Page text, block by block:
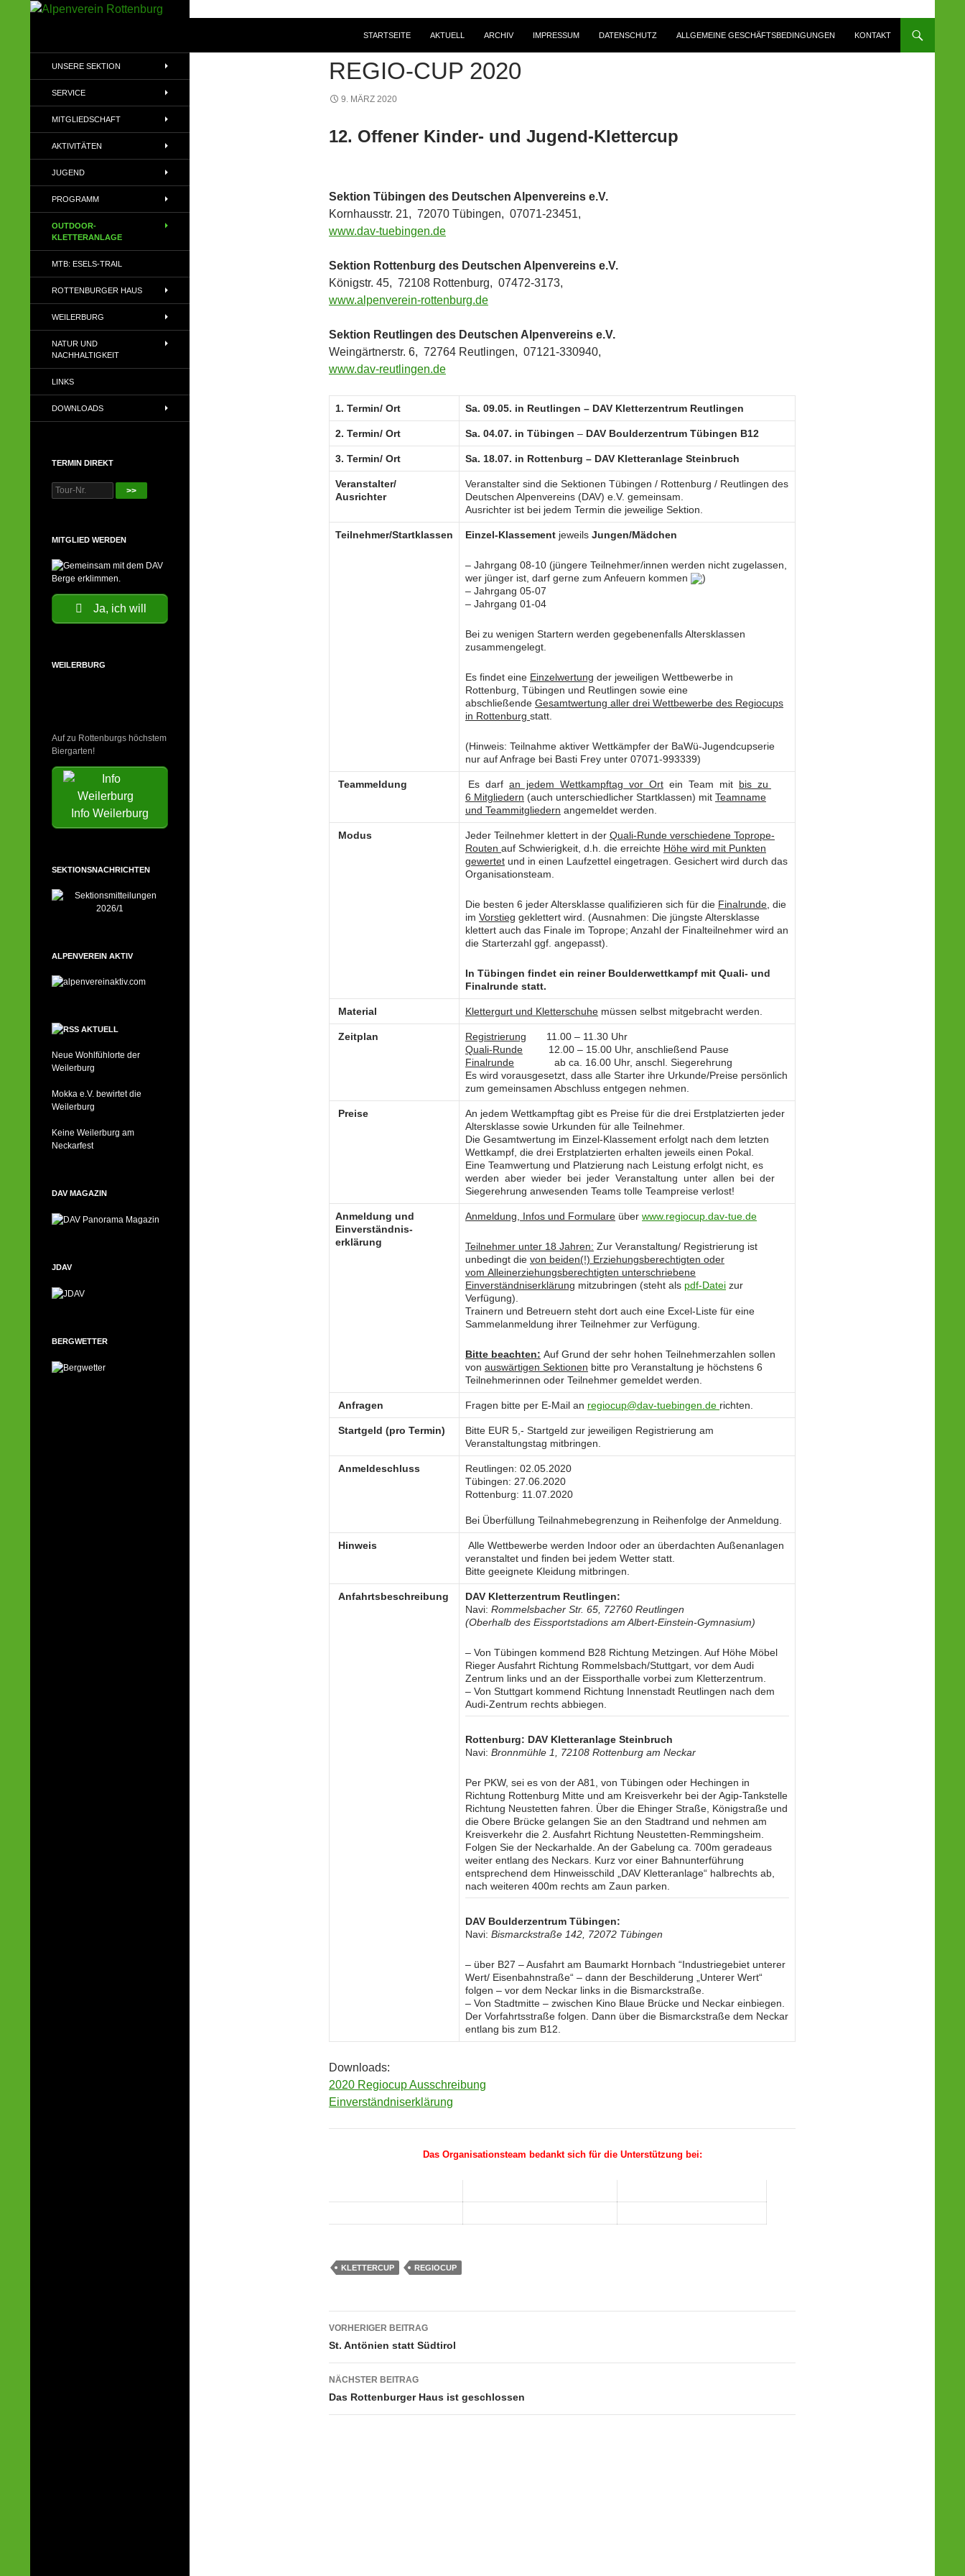
STARTSEITE AKTUELL ARCHIV IMPRESSUM DATENSCHUTZ ALLGEMEINE GESCHÄFTSBEDINGUNGEN KONTAKT
REGIO-CUP 2020
9. MÄRZ 2020
12. Offener Kinder- und Jugend-Klettercup
Sektion Tübingen des Deutschen Alpenvereins e.V.
Kornhausstr. 21, 72070 Tübingen, 07071-23451,
www.dav-tuebingen.de
Sektion Rottenburg des Deutschen Alpenvereins e.V.
Königstr. 45, 72108 Rottenburg, 07472-3173,
www.alpenverein-rottenburg.de
Sektion Reutlingen des Deutschen Alpenvereins e.V.
Weingärtnerstr. 6, 72764 Reutlingen, 07121-330940,
www.dav-reutlingen.de
1. Termin/ Ort Sa. 09.05. in Reutlingen – DAV Kletterzentrum Reutlingen
2. Termin/ Ort Sa. 04.07. in Tübingen – DAV Boulderzentrum Tübingen B12
3. Termin/ Ort Sa. 18.07. in Rottenburg – DAV Kletteranlage Steinbruch
Veranstalter/
Ausrichter
Veranstalter sind die Sektionen Tübingen / Rottenburg / Reutlingen des
Deutschen Alpenvereins (DAV) e.V. gemeinsam.
Ausrichter ist bei jedem Termin die jeweilige Sektion.
Teilnehmer/Startklassen Einzel-Klassement jeweils Jungen/Mädchen
– Jahrgang 08-10 (jüngere Teilnehmer/innen werden nicht zugelassen,
wer jünger ist, darf gerne zum Anfeuern kommen
)
– Jahrgang 05-07
– Jahrgang 01-04
Bei zu wenigen Startern werden gegebenenfalls Altersklassen
zusammengelegt.
Es findet eine Einzelwertung der jeweiligen Wettbewerbe in
Rottenburg, Tübingen und Reutlingen sowie eine
abschließende Gesamtwertung aller drei Wettbewerbe des Regiocups
in Rottenburg statt.
(Hinweis: Teilnahme aktiver Wettkämpfer der BaWü-Jugendcupserie
nur auf Anfrage bei Basti Frey unter 07071-993339)
Teammeldung Es darf an jedem Wettkampftag vor Ort ein Team mit bis zu
6 Mitgliedern (auch unterschiedlicher Startklassen) mit Teamname
und Teammitgliedern angemeldet werden.
Modus Jeder Teilnehmer klettert in der Quali-Runde verschiedene Toprope-
Routen auf Schwierigkeit, d.h. die erreichte Höhe wird mit Punkten
gewertet und in einen Laufzettel eingetragen. Gesichert wird durch das
Organisationsteam.
Die besten 6 jeder Altersklasse qualifizieren sich für die Finalrunde , die
im Vorstieg geklettert wird. (Ausnahmen: Die jüngste Altersklasse
klettert auch das Finale im Toprope; Anzahl der Finalteilnehmer wird an
die Starterzahl ggf. angepasst).
In Tübingen findet ein reiner Boulderwettkampf mit Quali- und
Finalrunde statt.
Material Klettergurt und Kletterschuhe müssen selbst mitgebracht werden.
Zeitplan Registrierung 11.00 – 11.30 Uhr
Quali-Runde 12.00 – 15.00 Uhr, anschließend Pause
Finalrunde ab ca. 16.00 Uhr, anschl. Siegerehrung
Es wird vorausgesetzt, dass alle Starter ihre Urkunde/Preise persönlich
zum gemeinsamen Abschluss entgegen nehmen.
Preise
An jedem Wettkampftag gibt es Preise für die drei Erstplatzierten jeder
Altersklasse sowie Urkunden für alle Teilnehmer.
Die Gesamtwertung im Einzel-Klassement erfolgt nach dem letzten
Wettkampf, die drei Erstplatzierten erhalten jeweils einen Pokal.
Eine Teamwertung und Platzierung nach Leistung erfolgt nicht, es
werden aber wieder bei jeder Veranstaltung unter allen bei der
Siegerehrung anwesenden Teams tolle Teampreise verlost!
Anmeldung und
Einverständnis-
erklärung
Anmeldung, Infos und Formulare über www.regiocup.dav-tue.de
Teilnehmer unter 18 Jahren: Zur Veranstaltung/ Registrierung ist
unbedingt die von beiden(!) Erziehungsberechtigten oder
vom Alleinerziehungsberechtigten unterschriebene
Einverständniserklärung mitzubringen (steht als pdf-Datei zur
Verfügung).
Trainern und Betreuern steht dort auch eine Excel-Liste für eine
Sammelanmeldung ihrer Teilnehmer zur Verfügung.
Bitte beachten: Auf Grund der sehr hohen Teilnehmerzahlen sollen
von auswärtigen Sektionen bitte pro Veranstaltung je höchstens 6
Teilnehmerinnen oder Teilnehmer gemeldet werden.
Anfragen Fragen bitte per E-Mail an regiocup@dav-tuebingen.de richten.
Startgeld (pro Termin)
Bitte EUR 5,- Startgeld zur jeweiligen Registrierung am
Veranstaltungstag mitbringen.
Anmeldeschluss
Reutlingen: 02.05.2020
Tübingen: 27.06.2020
Rottenburg: 11.07.2020
Bei Überfüllung Teilnahmebegrenzung in Reihenfolge der Anmeldung.
Hinweis
Alle Wettbewerbe werden Indoor oder an überdachten Außenanlagen
veranstaltet und finden bei jedem Wetter statt.
Bitte geeignete Kleidung mitbringen.
Anfahrtsbeschreibung
DAV Kletterzentrum Reutlingen:
Navi: Rommelsbacher Str. 65, 72760 Reutlingen
(Oberhalb des Eissportstadions am Albert-Einstein-Gymnasium)
– Von Tübingen kommend B28 Richtung Metzingen. Auf Höhe Möbel
Rieger Ausfahrt Richtung Rommelsbach/Stuttgart, vor dem Audi
Zentrum links und an der Eissporthalle vorbei zum Kletterzentrum.
– Von Stuttgart kommend Richtung Innenstadt Reutlingen nach dem
Audi-Zentrum rechts abbiegen.
Rottenburg: DAV Kletteranlage Steinbruch
Navi: Bronnmühle 1, 72108 Rottenburg am Neckar
Per PKW, sei es von der A81, von Tübingen oder Hechingen in
Richtung Rottenburg Mitte und am Kreisverkehr bei der Agip-Tankstelle
Richtung Neustetten fahren. Über die Ehinger Straße, Königstraße und
die Obere Brücke gelangen Sie an den Stadtrand und nehmen am
Kreisverkehr die 2. Ausfahrt Richtung Neustetten-Remmingsheim.
Folgen Sie der Neckarhalde. An der Gabelung ca. 700m geradeaus
weiter entlang des Neckars. Kurz vor einer Bahnunterführung
entsprechend dem Hinweisschild „DAV Kletteranlage“ halbrechts ab,
nach weiteren 400m rechts am Zaun parken.
DAV Boulderzentrum Tübingen:
Navi: Bismarckstraße 142, 72072 Tübingen
– über B27 – Ausfahrt am Baumarkt Hornbach “Industriegebiet unterer
Wert/ Eisenbahnstraße“ – dann der Beschilderung „Unterer Wert“
folgen – vor dem Neckar links in die Bismarckstraße.
– Von Stadtmitte – zwischen Kino Blaue Brücke und Neckar einbiegen.
Der Vorfahrtsstraße folgen. Dann über die Bismarckstraße dem Neckar
entlang bis zum B12.
Downloads:
2020 Regiocup Ausschreibung
Einverständniserklärung
Das Organisationsteam bedankt sich für die Unterstützung bei:
KLETTERCUP REGIOCUP
Beitragsnavigation
VORHERIGER BEITRAG
St. Antönien statt Südtirol
NÄCHSTER BEITRAG
Das Rottenburger Haus ist geschlossen
Alpenvereins (DAV) e.V
UNSERE SEKTION
SERVICE
MITGLIEDSCHAFT
AKTIVITÄTEN
JUGEND
PROGRAMM
OUTDOOR-
KLETTERANLAGE
MTB: ESELS-TRAIL
ROTTENBURGER HAUS
WEILERBURG
NATUR UND
NACHHALTIGKEIT
LINKS
DOWNLOADS
TERMIN DIREKT
>>
MITGLIED WERDEN
Ja, ich will
WEILERBURG
Auf zu Rottenburgs höchstem
Biergarten!
Info Weilerburg
SEKTIONSNACHRICHTEN
ALPENVEREIN AKTIV
AKTUELL
Neue Wohlfühlorte der
Weilerburg
Mokka e.V. bewirtet die
Weilerburg
Keine Weilerburg am
Neckarfest
DAV MAGAZIN
JDAV
BERGWETTER